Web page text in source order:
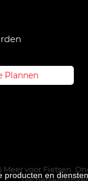
Plannen
Meer voor Fietsen.
en